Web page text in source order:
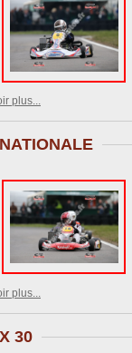
plus...
NATIONALE
plus...
X 30